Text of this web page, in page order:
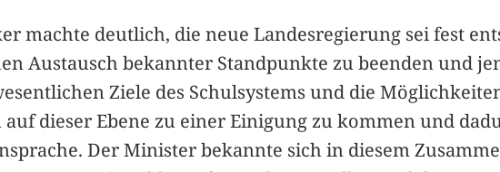
machte deutlich, die neue Landesregierung sei fest
Austausch bekannter Standpunkte zu beenden und
Ziele des Schulsystems und die
dieser Ebene zu einer Einigung zu kommen und
Der Minister bekannte sich in diesem